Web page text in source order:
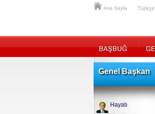
Ana Sayfa Türkçe
Genel Başkan
Hayatı